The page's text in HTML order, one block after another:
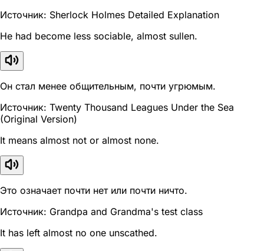
Источник: Sherlock Holmes Detailed Explanation
He had become less sociable, almost sullen.
Он стал менее общительным, почти угрюмым.
Источник: Twenty Thousand Leagues Under the Sea
(Original Version)
It means almost not or almost none.
Это означает почти нет или почти ничто.
Источник: Grandpa and Grandma's test class
It has left almost no one unscathed.